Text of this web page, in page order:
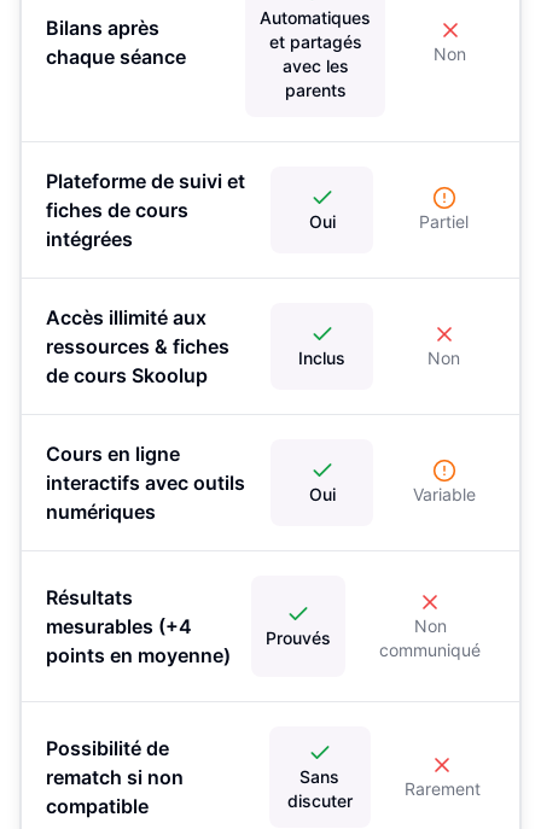
Bilans après
chaque séance
Automatiques
et partagés
avec les
parents
Non
Plateforme de suivi et
fiches de cours
intégrées
Oui Partiel
Accès illimité aux
ressources & fiches
de cours Skoolup
Inclus Non
Cours en ligne
interactifs avec outils
numériques
Oui Variable
Résultats
mesurables (+4
points en moyenne)
Prouvés
Non
communiqué
Possibilité de
rematch si non
compatible
Sans
discuter
Rarement